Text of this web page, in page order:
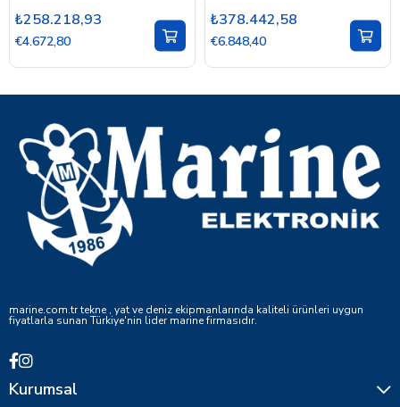
₺258.218,93
€4.672,80
₺378.442,58
€6.848,40
marine.com.tr tekne , yat ve deniz ekipmanlarında kaliteli ürünleri uygun
fiyatlarla sunan Türkiye'nin lider marine firmasıdır.
Kurumsal